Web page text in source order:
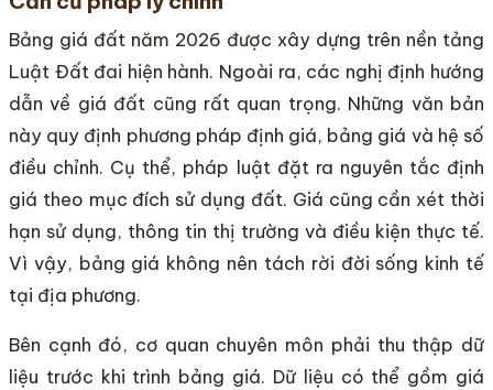
Bảng giá đất năm 2026 được xây dựng trên nền tảng
Luật Đất đai hiện hành. Ngoài ra, các nghị định hướng
dẫn về giá đất cũng rất quan trọng. Những văn bản
này quy định phương pháp định giá, bảng giá và hệ số
điều chỉnh. Cụ thể, pháp luật đặt ra nguyên tắc định
giá theo mục đích sử dụng đất. Giá cũng cần xét thời
hạn sử dụng, thông tin thị trường và điều kiện thực tế.
Vì vậy, bảng giá không nên tách rời đời sống kinh tế
tại địa phương.
Bên cạnh đó, cơ quan chuyên môn phải thu thập dữ
liệu trước khi trình bảng giá. Dữ liệu có thể gồm giá